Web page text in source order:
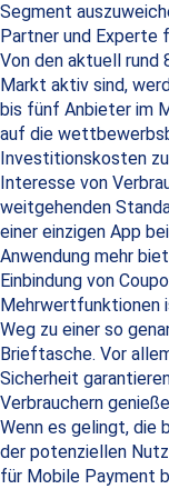
Segment
Partner und Experte
Von den aktuell rund
Markt aktiv sind,
bis fünf Anbieter im
auf die
Investitionskosten
Interesse von
weitgehenden
einer einzigen App
Anwendung mehr
Einbindung von
Mehrwertfunktionen
Weg zu einer so
Brieftasche. Vor
Sicherheit
Verbrauchern
Wenn es gelingt, die
der potenziellen
für Mobile Payment